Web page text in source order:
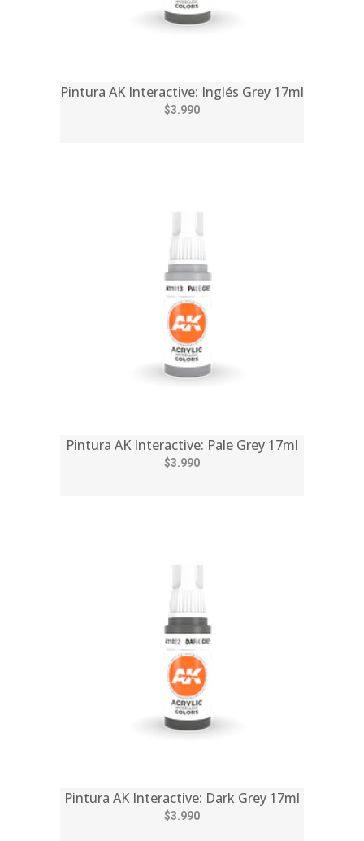
Pintura AK Interactive: Inglés Grey 17ml
$3.990
Pintura AK Interactive: Pale Grey 17ml
$3.990
Pintura AK Interactive: Dark Grey 17ml
$3.990